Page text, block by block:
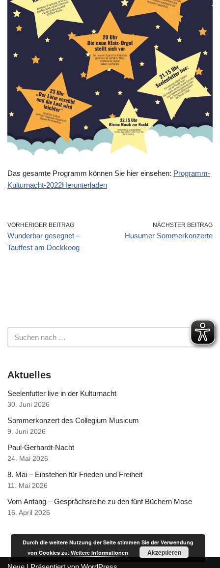
Das gesamte Programm können Sie hier einsehen: Programm-
Kulturnacht-2022Herunterladen
VORHERIGER BEITRAG
Wunderbar gesegnet –
Tauffest am Dockkoog
NÄCHSTER BEITRAG
Husumer Sommerkonzerte
Aktuelles
Seelenfutter live in der Kulturnacht
30. Juni 2026
Sommerkonzert des Collegium Musicum
9. Juni 2026
Paul-Gerhardt-Nacht
24. Mai 2026
8. Mai – Einstehen für Frieden und Freiheit
11. Mai 2026
Vom Anfang – Gesprächsreihe zu den fünf Büchern Mose
16. April 2026
Durch die weitere Nutzung der Seite stimmen Sie der Verwendung
von Cookies zu.Weitere Informationen Akzeptieren